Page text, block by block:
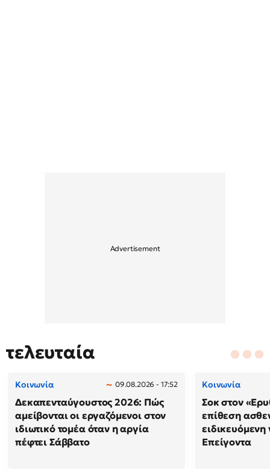
τελευταία
Κοινωνία 09.08.2026 - 17:52
Δεκαπενταύγουστος 2026: Πώς
αμείβονται οι εργαζόμενοι στον
ιδιωτικό τομέα όταν η αργία
πέφτει Σάββατο
Κοινωνία
Σοκ στον
επίθεση
Επείγοντα